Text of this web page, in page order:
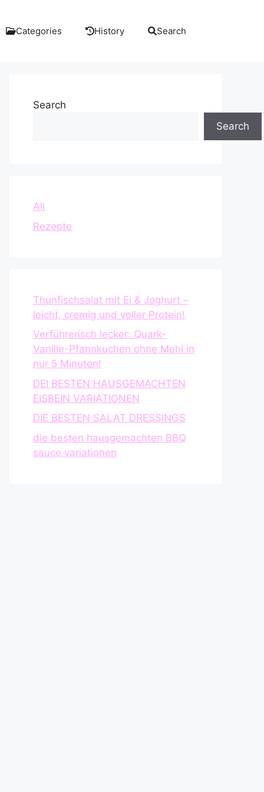
Categories History Search
Search
Search
All
Rezepte
Thunfischsalat mit Ei & Joghurt –
leicht, cremig und voller Protein!
Verführerisch lecker: Quark-
Vanille-Pfannkuchen ohne Mehl in
nur 5 Minuten!
DEI BESTEN HAUSGEMACHTEN
EISBEIN VARIATIONEN
DIE BESTEN SALAT DRESSINGS
die besten hausgemachten BBQ
sauce variationen